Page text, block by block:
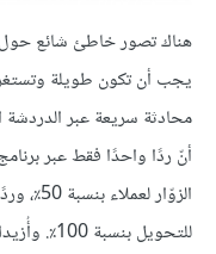
هناك تصور خاطئ شائع حول
يجب أن تكون طويلة
محادثة سريعة عبر الدردشة
أنّ ردًا واحدًا فقط عبر
الزوّار
للتحويل